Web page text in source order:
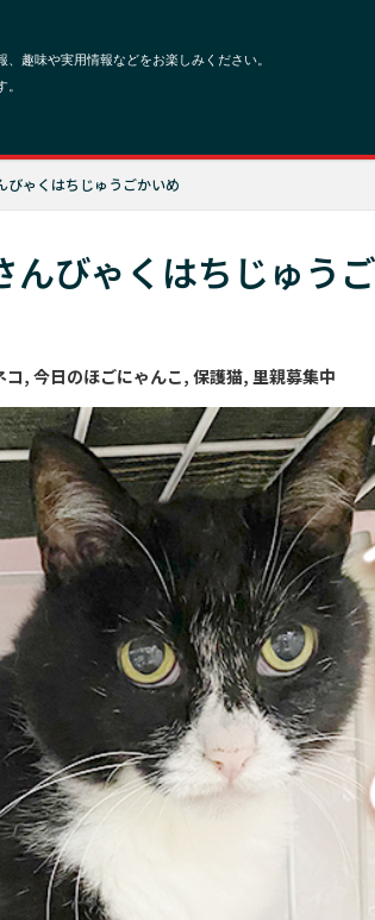
びゃくはちじゅうごかいめ
んびゃくはちじゅう
コ, 今日のほごにゃんこ, 保護猫, 里親募集中